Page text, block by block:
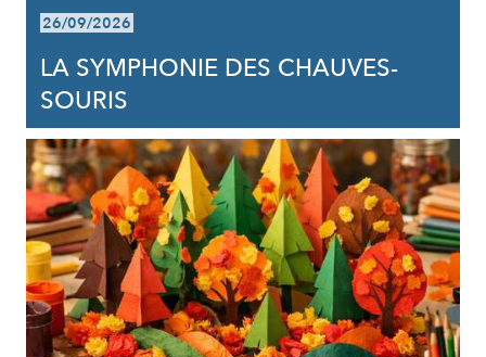
26/09/2026
LA SYMPHONIE DES CHAUVES-
SOURIS